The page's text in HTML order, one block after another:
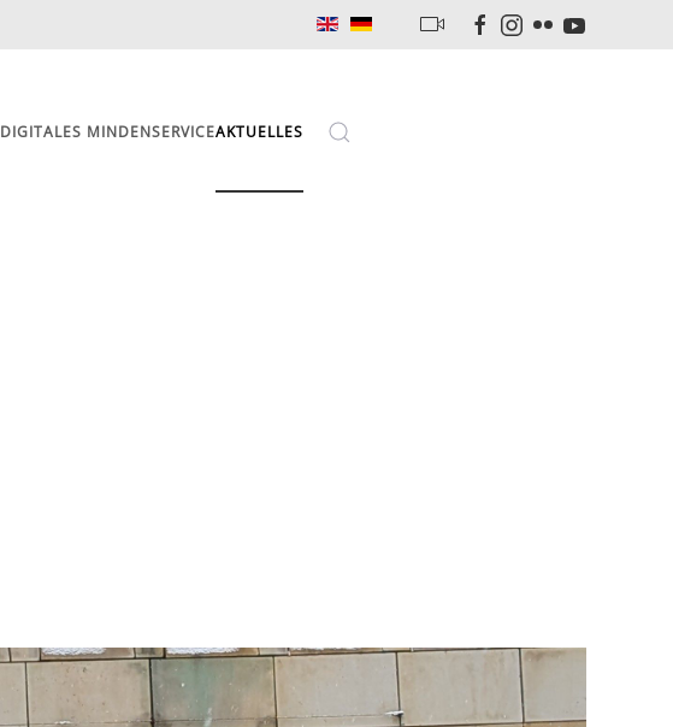
DIGITALES MINDENSERVICEAKTUELLES